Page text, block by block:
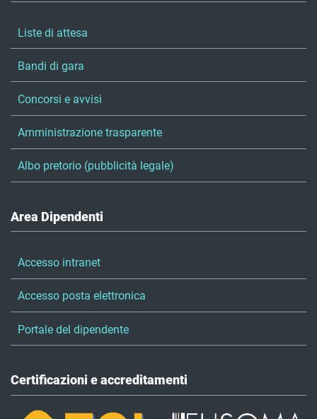
Liste di attesa
Bandi di gara
Concorsi e avvisi
Amministrazione trasparente
Albo pretorio (pubblicità legale)
Area Dipendenti
Accesso intranet
Accesso posta elettronica
Portale del dipendente
Certificazioni e accreditamenti